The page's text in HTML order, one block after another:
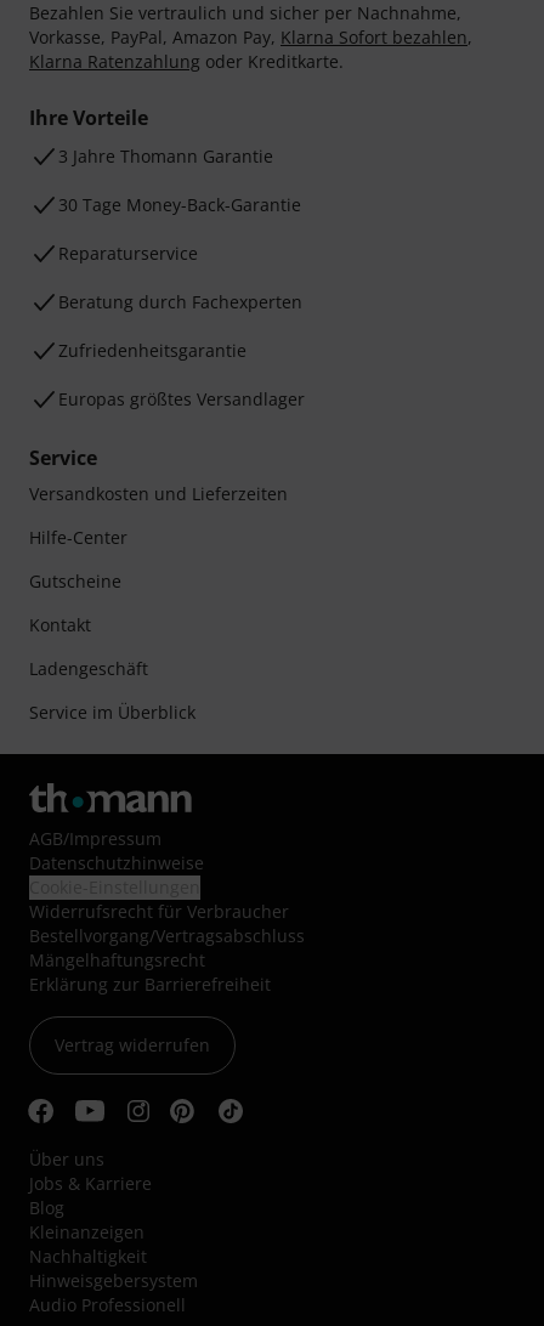
Bezahlen Sie vertraulich und sicher per Nachnahme,
Vorkasse, PayPal, Amazon Pay, Klarna Sofort bezahlen,
Klarna Ratenzahlung oder Kreditkarte.
Ihre Vorteile
3 Jahre Thomann Garantie
30 Tage Money-Back-Garantie
Reparaturservice
Beratung durch Fachexperten
Zufriedenheitsgarantie
Europas größtes Versandlager
Service
Versandkosten und Lieferzeiten
Hilfe-Center
Gutscheine
Kontakt
Ladengeschäft
Service im Überblick
AGB/Impressum
Datenschutzhinweise
Widerrufsrecht für Verbraucher
Bestellvorgang/Vertragsabschluss
Mängelhaftungsrecht
Erklärung zur Barrierefreiheit
Vertrag widerrufen
Über uns
Jobs & Karriere
Blog
Kleinanzeigen
Nachhaltigkeit
Hinweisgebersystem
Audio Professionell